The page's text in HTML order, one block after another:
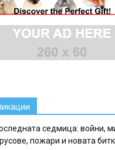
седмица: войни,
пожари и новата